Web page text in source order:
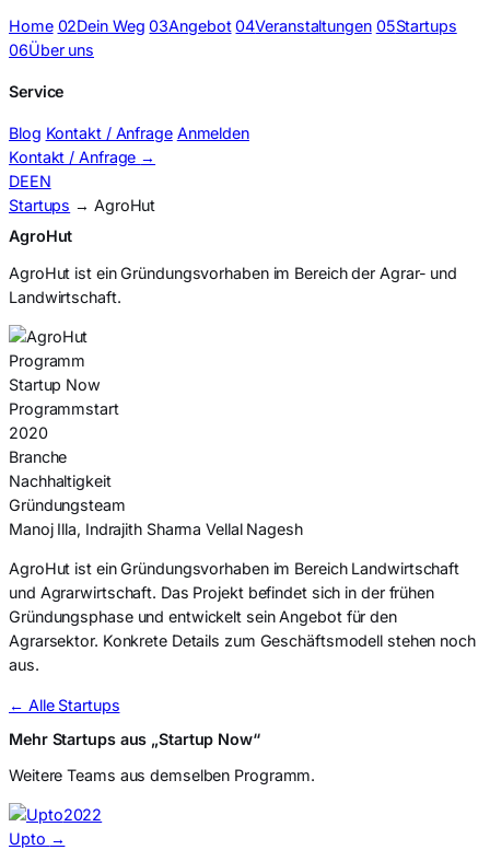
Home 02Dein Weg 03Angebot 04Veranstaltungen 05Startups
06Über uns
Service
Blog Kontakt / Anfrage Anmelden
Kontakt / Anfrage →
DEEN
Startups → AgroHut
AgroHut
AgroHut ist ein Gründungsvorhaben im Bereich der Agrar- und
Landwirtschaft.
Programm
Startup Now
Programmstart
2020
Branche
Nachhaltigkeit
Gründungsteam
Manoj Illa, Indrajith Sharma Vellal Nagesh
AgroHut ist ein Gründungsvorhaben im Bereich Landwirtschaft
und Agrarwirtschaft. Das Projekt befindet sich in der frühen
Gründungsphase und entwickelt sein Angebot für den
Agrarsektor. Konkrete Details zum Geschäftsmodell stehen noch
aus.
← Alle Startups
Mehr Startups aus „Startup Now“
Weitere Teams aus demselben Programm.
2022
Upto →